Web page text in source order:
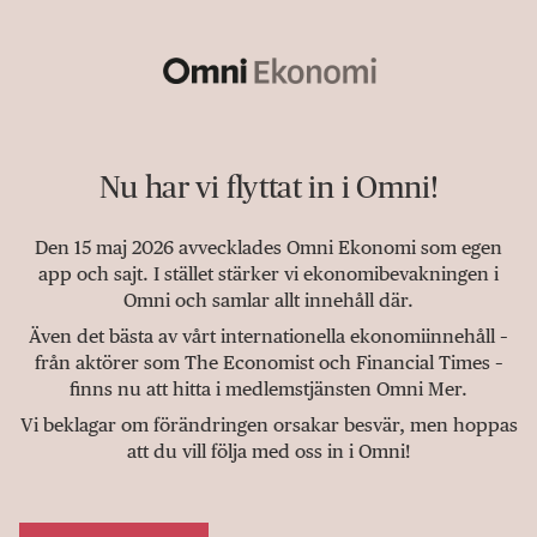
Nu har vi flyttat in i Omni!
Den 15 maj 2026 avvecklades Omni Ekonomi som egen
app och sajt. I stället stärker vi ekonomibevakningen i
Omni och samlar allt innehåll där.
Även det bästa av vårt internationella ekonomiinnehåll –
från aktörer som The Economist och Financial Times –
finns nu att hitta i medlemstjänsten Omni Mer.
Vi beklagar om förändringen orsakar besvär, men hoppas
att du vill följa med oss in i Omni!